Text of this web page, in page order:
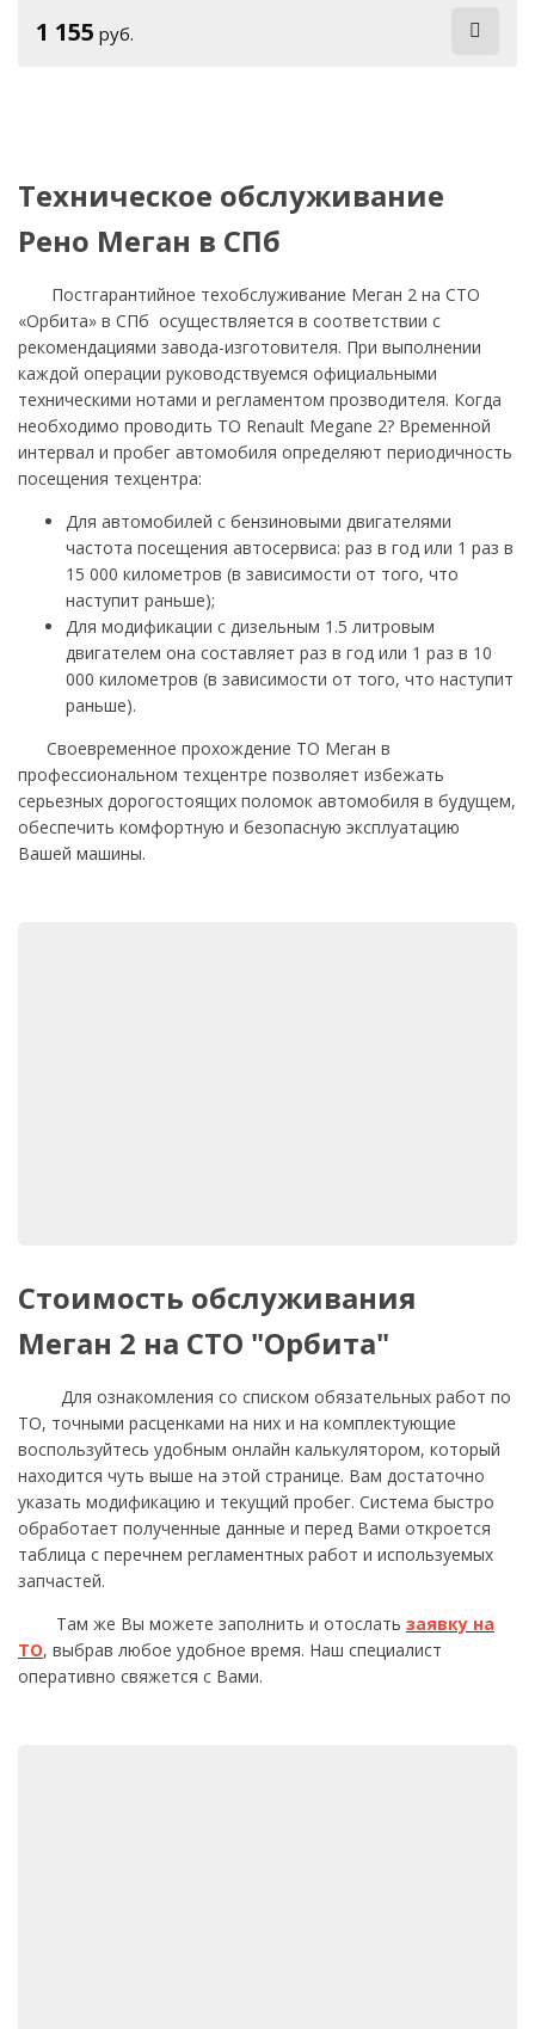
1 155 руб.
Техническое обслуживание
Рено Меган в СПб
Постгарантийное техобслуживание Меган 2 на СТО
«Орбита» в СПб осуществляется в соответствии с
рекомендациями завода-изготовителя. При выполнении
каждой операции руководствуемся официальными
техническими нотами и регламентом прозводителя. Когда
необходимо проводить ТО Renault Megane 2? Временной
интервал и пробег автомобиля определяют периодичность
посещения техцентра:
Для автомобилей с бензиновыми двигателями
частота посещения автосервиса: раз в год или 1 раз в
15 000 километров (в зависимости от того, что
наступит раньше);
Для модификации с дизельным 1.5 литровым
двигателем она составляет раз в год или 1 раз в 10
000 километров (в зависимости от того, что наступит
раньше).
Своевременное прохождение ТО Меган в
профессиональном техцентре позволяет избежать
серьезных дорогостоящих поломок автомобиля в будущем,
обеспечить комфортную и безопасную эксплуатацию
Вашей машины.
Стоимость обслуживания
Меган 2 на СТО "Орбита"
Для ознакомления со списком обязательных работ по
ТО, точными расценками на них и на комплектующие
воспользуйтесь удобным онлайн калькулятором, который
находится чуть выше на этой странице. Вам достаточно
указать модификацию и текущий пробег. Система быстро
обработает полученные данные и перед Вами откроется
таблица с перечнем регламентных работ и используемых
запчастей.
Там же Вы можете заполнить и отослать заявку на
ТО, выбрав любое удобное время. Наш специалист
оперативно свяжется с Вами.